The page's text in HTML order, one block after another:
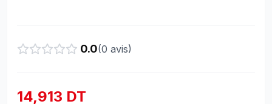
0.0(0 avis)
14,913 DT